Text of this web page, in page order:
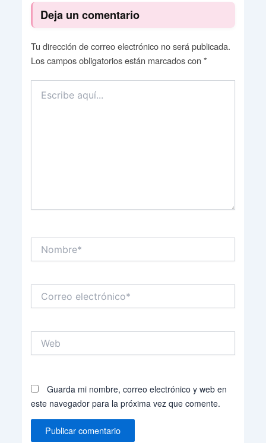
Deja un comentario
Tu dirección de correo electrónico no será publicada.
Los campos obligatorios están marcados con *
aquí...
Correo
electrónico*
Web
Guarda mi nombre, correo electrónico y web en
este navegador para la próxima vez que comente.